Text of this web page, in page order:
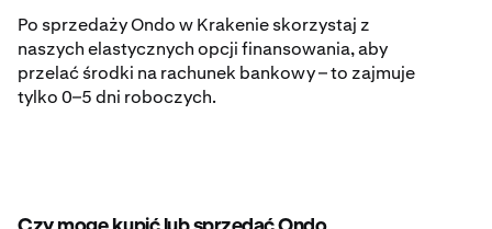
Po sprzedaży Ondo w Krakenie skorzystaj z
naszych elastycznych opcji finansowania, aby
przelać środki na rachunek bankowy – to zajmuje
tylko 0–5 dni roboczych.